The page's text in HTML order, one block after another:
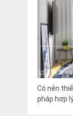
Có nên
pháp hợp